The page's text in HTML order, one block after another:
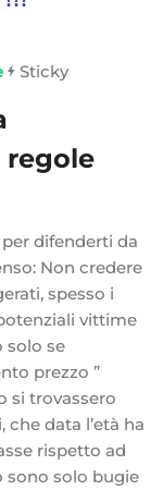
Sticky
regole
difenderti da
Non credere
spesso i
vittime
solo se
prezzo ”
si trovassero
data l’età ha
rispetto ad
sono solo bugie